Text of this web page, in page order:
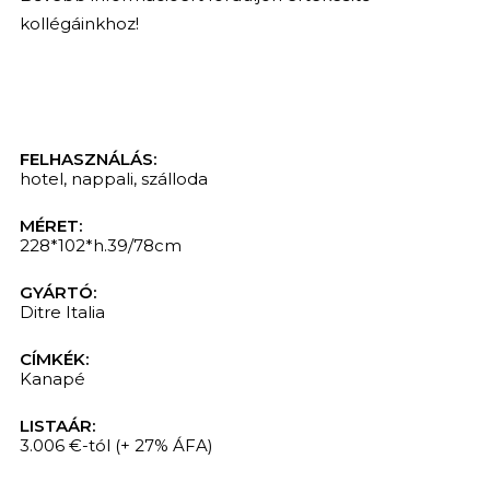
kollégáinkhoz!
FELHASZNÁLÁS:
hotel, nappali, szálloda
MÉRET:
228*102*h.39/78cm
GYÁRTÓ:
Ditre Italia
CÍMKÉK:
Kanapé
LISTAÁR:
3.006 €-tól (+ 27% ÁFA)